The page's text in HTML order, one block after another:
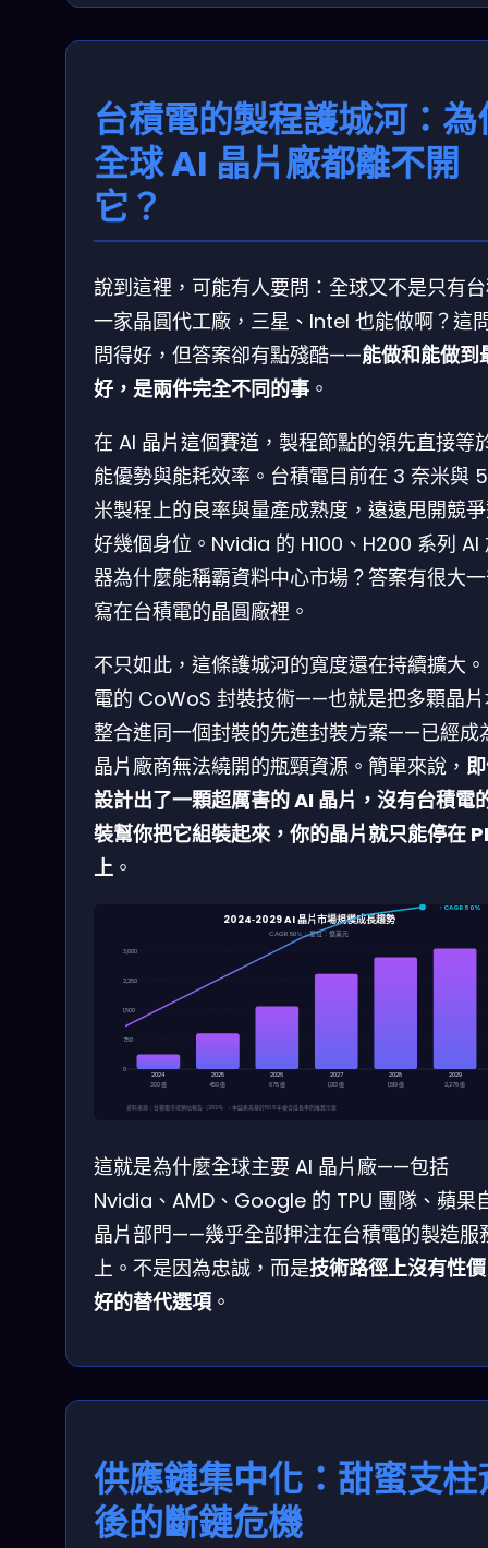
台積電的製程護城河：為
全球 AI 晶片廠都離不開
它？
說到這裡，可能有人要問：全球又不是只有
一家晶圓代工廠，三星、Intel 也能做啊？這
問得好，但答案卻有點殘酷——能做和能做到
好，是兩件完全不同的事 。
在 AI 晶片這個賽道，製程節點的領先直接等
能優勢與能耗效率。台積電目前在 3 奈米與
米製程上的良率與量產成熟度，遠遠甩開競
好幾個身位。Nvidia 的 H100、H200 系列 AI
器為什麼能稱霸資料中心市場？答案有很大
寫在台積電的晶圓廠裡。
不只如此，這條護城河的寬度還在持續擴大
電的 CoWoS 封裝技術——也就是把多顆晶
整合進同一個封裝的先進封裝方案——已經成
晶片廠商無法繞開的瓶頸資源。簡單來說，
設計出了一顆超厲害的 AI 晶片，沒有台積電
裝幫你把它組裝起來，你的晶片就只能停在
上 。
2024‑2029 AI 晶片市場規模成長趨勢
CAGR 50%｜單位：億美元
3,000
2,250
1,500
750
0
2024
300 億
2025
450 億
2026
675 億
2027
1,013 億
2028
1,519 億
2029
2,278 億
↑ CAGR 50%
資料來源：台積電市場預估報告（2024），本圖表為基於50%年複合成長率的推算示意
這就是為什麼全球主要 AI 晶片廠——包括
Nvidia、AMD、Google 的 TPU 團隊、蘋果
晶片部門——幾乎全部押注在台積電的製造服
上。不是因為忠誠，而是技術路徑上沒有性
好的替代選項。
供應鏈集中化：甜蜜支柱
後的斷鏈危機